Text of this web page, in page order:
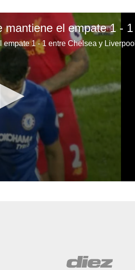
1 - 1 entre Chelsea y Liverpool